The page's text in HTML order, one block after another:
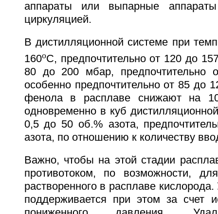
аппараты или выпарные
циркуляцией.
В дистилляционной системе при
160oС, предпочтительно от 120 до
80 до 200 мбар,
особенно предпочтительно от 85 до
фенола в расплаве снижают на
одновременно в куб
0,5 до 50 об.% азота,
азота, по отношению к количеству
Важно, чтобы на этой стадии
противотоком, по возможности,
растворенного в расплаве
поддерживается при этом за счет